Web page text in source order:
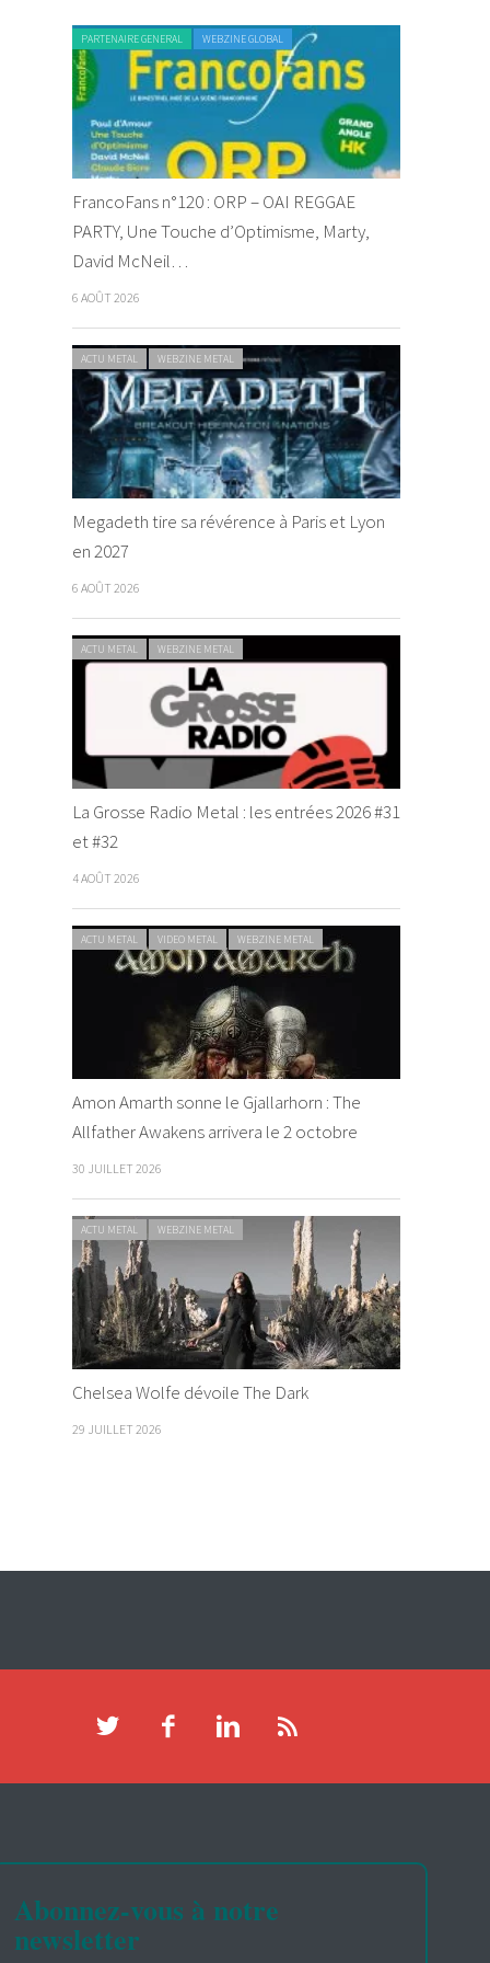
PARTENAIRE GENERAL WEBZINE GLOBAL
FrancoFans n°120 : ORP – OAI REGGAE
PARTY, Une Touche d’Optimisme, Marty,
David McNeil…
6 AOÛT 2026
ACTU METAL WEBZINE METAL
Megadeth tire sa révérence à Paris et Lyon
en 2027
6 AOÛT 2026
ACTU METAL WEBZINE METAL
La Grosse Radio Metal : les entrées 2026 #31
et #32
4 AOÛT 2026
ACTU METAL VIDEO METAL WEBZINE METAL
Amon Amarth sonne le Gjallarhorn : The
Allfather Awakens arrivera le 2 octobre
30 JUILLET 2026
ACTU METAL WEBZINE METAL
Chelsea Wolfe dévoile The Dark
29 JUILLET 2026
Abonnez-vous à notre
newsletter